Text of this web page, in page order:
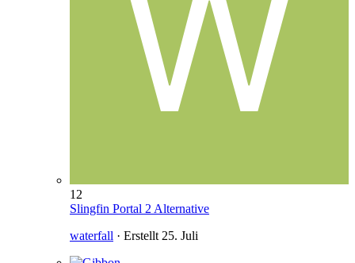
12
Slingfin Portal 2 Alternative
waterfall · Erstellt 25. Juli